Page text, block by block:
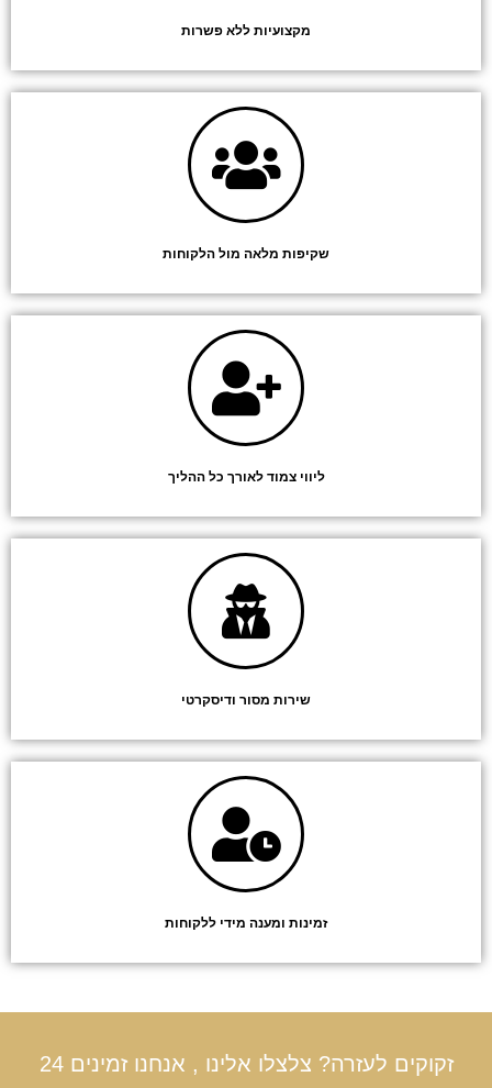
מקצועיות ללא פשרות
שקיפות מלאה מול הלקוחות
ליווי צמוד לאורך כל ההליך
שירות מסור ודיסקרטי
זמינות ומענה מידי ללקוחות
זקוקים לעזרה? צלצלו אלינו , אנחנו זמינים 24